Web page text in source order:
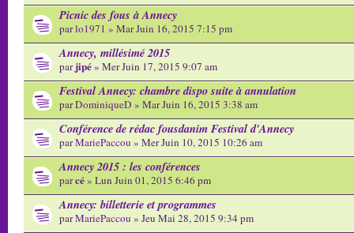
Picnic des fous à Annecy
parlo1971 » Mar Juin 16, 2015 7:15 pm
Annecy, millésimé 2015
parjipé» Mer Juin 17, 2015 9:07 am
Festival Annecy: chambre dispo suite à annulation
parDominiqueD » Mar Juin 16, 2015 3:38 am
Conférence de rédac fousdanim Festival d'Annecy
parMariePaccou » Mer Juin 10, 2015 10:26 am
Annecy 2015 : les conférences
parcé» Lun Juin 01, 2015 6:46 pm
Annecy: billetterie et programmes
parMariePaccou » Jeu Mai 28, 2015 9:34 pm